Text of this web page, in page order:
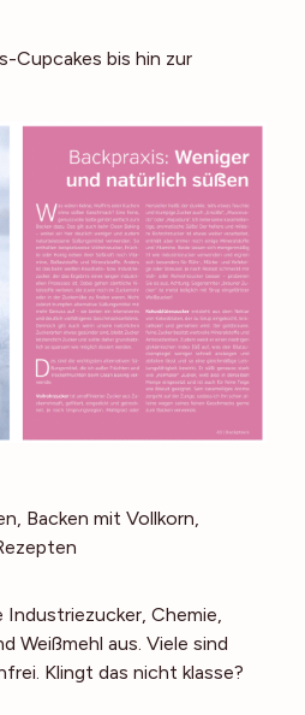
Cupcakes bis hin zur
Backen mit Vollkorn,
Industriezucker, Chemie,
Weißmehl aus. Viele sind
Klingt das nicht klasse?